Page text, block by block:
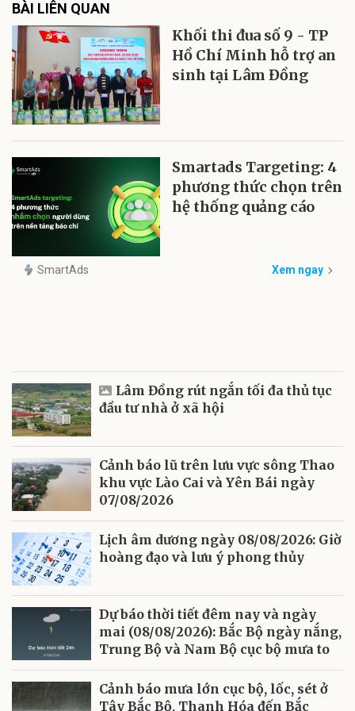
BÀI LIÊN QUAN
Khối thi đua số 9 - TP
Hồ Chí Minh hỗ trợ an
sinh tại Lâm Đồng
Smartads Targeting: 4
phương thức chọn trên
hệ thống quảng cáo
SmartAds Xem ngay
Lâm Đồng rút ngắn tối đa thủ tục
đầu tư nhà ở xã hội
Cảnh báo lũ trên lưu vực sông Thao
khu vực Lào Cai và Yên Bái ngày
07/08/2026
Lịch âm dương ngày 08/08/2026: Giờ
hoàng đạo và lưu ý phong thủy
Dự báo thời tiết đêm nay và ngày
mai (08/08/2026): Bắc Bộ ngày nắng,
Trung Bộ và Nam Bộ cục bộ mưa to
Cảnh báo mưa lớn cục bộ, lốc, sét ở
Tây Bắc Bộ, Thanh Hóa đến Bắc